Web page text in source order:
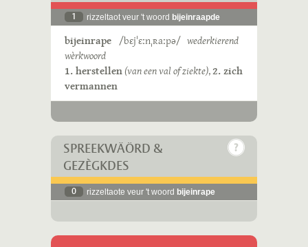
1 rizzeltaot veur 't woord bijeinraapde
bijeinrape /bɛjˈɛːnˌʀaːpə/ wederkierend
wèrkwoord
1. herstellen(van een val of ziekte),2. zich
vermannen
SPREEKWÄÖRD &
GEZÈGKDES
0 rizzeltaote veur 't woord bijeinrape